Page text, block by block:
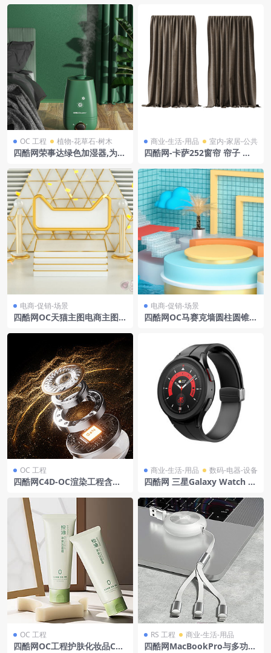
OC 工程 植物-花草石-树木
四酷网荣事达绿色加湿器,为卧
商业-生活-用品 室内-家居-公共
四酷网-卡萨252窗帘 帘子 克
电商-促销-场景
四酷网OC天猫主图电商主图电
电商-促销-场景
四酷网OC马赛克墙圆柱圆锥云
OC 工程
四酷网C4D-OC渲染工程含核
商业-生活-用品 数码-电器-设备
四酷网 三星Galaxy Watch 5
OC 工程
四酷网OC工程护肤化妆品C4D
RS 工程 商业-生活-用品
四酷网MacBookPro与多功能